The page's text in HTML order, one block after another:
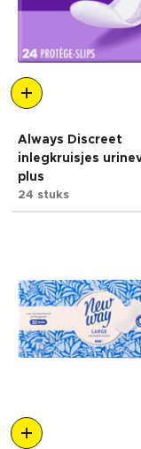
Always Discreet
inlegkruisjes
plus
24 stuks